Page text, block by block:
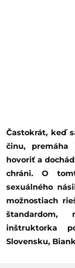
Častokrát, keď sa človek stane obeťou násilného
činu,
hovoriť a
chráni. O
sexuálného
možnostiach
inštruktorka
Slovensku,